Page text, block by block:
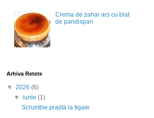
Crema de zahar ars cu blat
de pandispan
Arhiva Retete
▼ 2026 (6)
▼iunie(1)
Scrumbie prajita la tigaie